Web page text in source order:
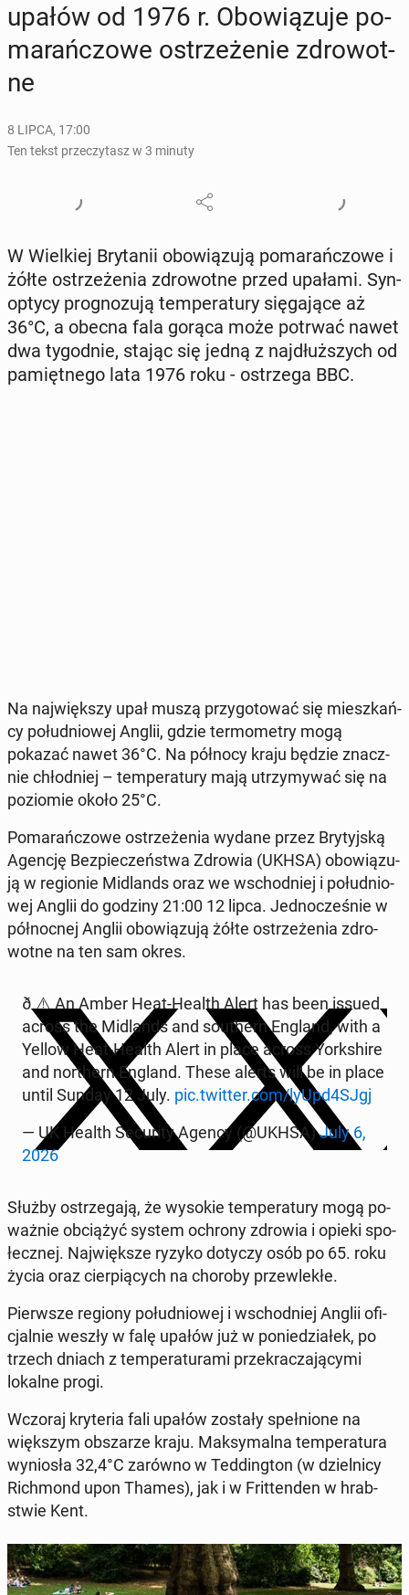
upałów od 1976 r. Obo­wią­zu­je po­
ma­rań­czo­we ostrze­że­nie zdro­wot­
ne
8 LIPCA, 17:00
Ten tekst przeczytasz w 3 minuty
W Wiel­kiej Bry­ta­nii obo­wią­zu­ją po­ma­rań­czo­we i
żółte ostrze­że­nia zdro­wot­ne przed upałami. Syn­
op­ty­cy pro­gno­zu­ją tem­pe­ra­tu­ry się­ga­ją­ce aż
36°C, a obecna fala gorąca może potrwać nawet
dwa ty­go­dnie, stając się jedną z naj­dłuż­szych od
pa­mięt­ne­go lata 1976 roku - ostrze­ga BBC.
Na naj­więk­szy upał muszą przy­go­to­wać się miesz­kań­
cy po­łu­dnio­wej Anglii, gdzie ter­mo­me­try mogą
pokazać nawet 36°C. Na północy kraju będzie znacz­
nie chłod­niej – tem­pe­ra­tu­ry mają utrzy­my­wać się na
po­zio­mie około 25°C.
Po­ma­rań­czo­we ostrze­że­nia wydane przez Bry­tyj­ską
Agencję Bez­pie­czeń­stwa Zdrowia (UKHSA) obo­wią­zu­
ją w re­gio­nie Mi­dlands oraz we wschod­niej i po­łu­dnio­
wej Anglii do godziny 21:00 12 lipca. Jed­no­cze­śnie w
pół­noc­nej Anglii obo­wią­zu­ją żółte ostrze­że­nia zdro­
wot­ne na ten sam okres.
ð ⚠️ An Amber Heat-Health Alert has been issued
across the Mi­dlands and so­uthern England, with a
Yellow Heat-Health Alert in place across York­shi­re
and nor­thern England. These alerts will be in place
until Sunday 12 July. pic.twitter.com/lyUpd4SJgj
— UK Health Se­cu­ri­ty Agency (@UKHSA)July 6,
2026
Służby ostrze­ga­ją, że wysokie tem­pe­ra­tu­ry mogą po­
waż­nie ob­cią­żyć system ochrony zdrowia i opieki spo­
łecz­nej. Naj­więk­sze ryzyko dotyczy osób po 65. roku
życia oraz cier­pią­cych na choroby prze­wle­kłe.
Pierw­sze regiony po­łu­dnio­wej i wschod­niej Anglii ofi­
cjal­nie weszły w falę upałów już w po­nie­dzia­łek, po
trzech dniach z tem­pe­ra­tu­ra­mi prze­kra­cza­ją­cy­mi
lokalne progi.
Wczoraj kry­te­ria fali upałów zostały speł­nio­ne na
więk­szym ob­sza­rze kraju. Mak­sy­mal­na tem­pe­ra­tu­ra
wy­nio­sła 32,4°C zarówno w Ted­ding­ton (w dziel­ni­cy
Rich­mond upon Thames), jak i w Frit­ten­den w hrab­
stwie Kent.